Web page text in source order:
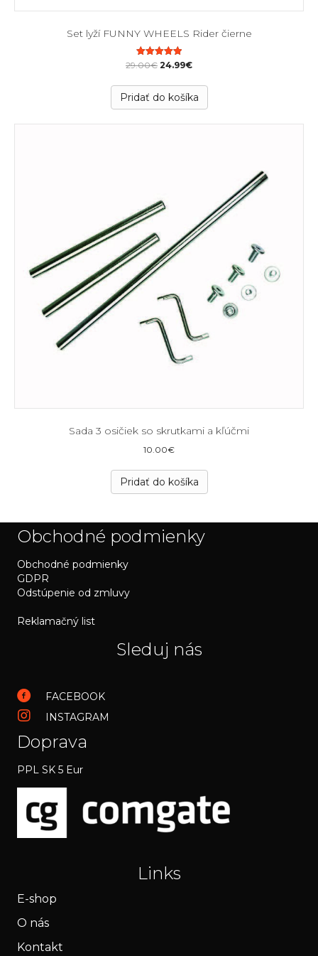
Set lyží FUNNY WHEELS Rider čierne
Hodnotenie
29.00€ Original
was:
29.00€.
24.99€Current
is:
24.99€.
Pridať do košíka
Sada 3 osičiek so skrutkami a kľúčmi
10.00€
Pridať do košíka
Obchodné podmienky
Obchodné podmienky
GDPR
Odstúpenie od zmluvy
Reklamačný list
Sleduj nás
FACEBOOK
INSTAGRAM
Doprava
PPL SK 5 Eur
Links
E-shop
O nás
Kontakt